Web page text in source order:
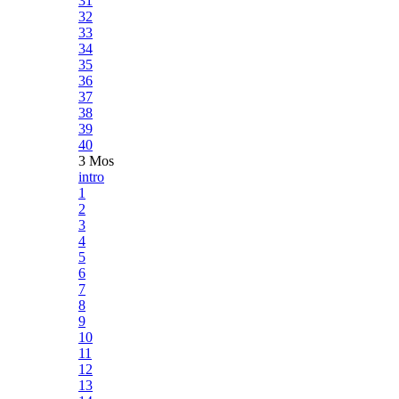
32
33
34
35
36
37
38
39
40
3 Mos
intro
1
2
3
4
5
6
7
8
9
10
11
12
13